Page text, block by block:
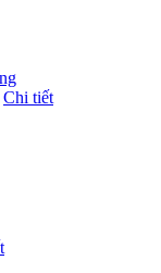
Chi tiết